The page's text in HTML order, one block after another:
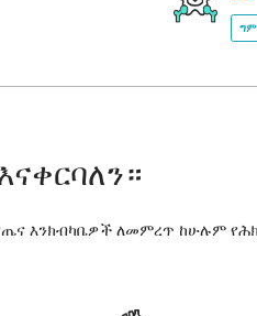
እንክብካቤዎች ለመምረጥ ከሁሉም